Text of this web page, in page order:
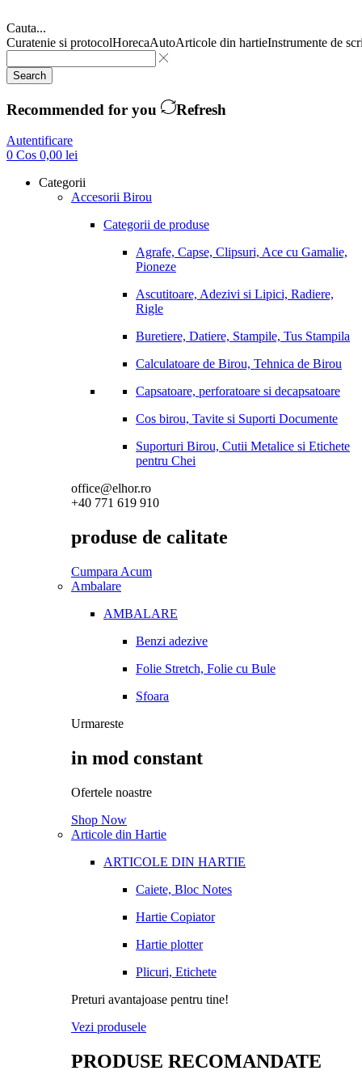
Cauta...
Curatenie si protocolHorecaAutoArticole din hartieInstrumente de
Search
Recommended for you Refresh
Autentificare
0 Cos 0,00 lei
Categorii
Accesorii Birou
Categorii de produse
Agrafe, Capse, Clipsuri, Ace cu Gamalie,
Pioneze
Ascutitoare, Adezivi si Lipici, Radiere,
Rigle
Buretiere, Datiere, Stampile, Tus Stampila
Calculatoare de Birou, Tehnica de Birou
Capsatoare, perforatoare si decapsatoare
Cos birou, Tavite si Suporti Documente
Suporturi Birou, Cutii Metalice si Etichete
pentru Chei
office@elhor.ro
+40 771 619 910
produse de calitate
Cumpara Acum
Ambalare
AMBALARE
Benzi adezive
Folie Stretch, Folie cu Bule
Sfoara
Urmareste
in mod constant
Ofertele noastre
Shop Now
Articole din Hartie
ARTICOLE DIN HARTIE
Caiete, Bloc Notes
Hartie Copiator
Hartie plotter
Plicuri, Etichete
Preturi avantajoase pentru tine!
Vezi produsele
PRODUSE RECOMANDATE